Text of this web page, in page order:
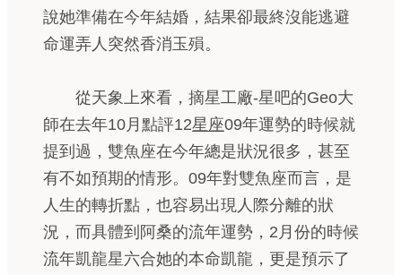
說她準備在今年結婚，結果卻最終沒能逃避
命運弄人突然香消玉殞。
從天象上來看，摘星工廠-星吧的Geo大
師在去年10月點評12星座09年運勢的時候就
提到過，雙魚座在今年總是狀況很多，甚至
有不如預期的情形。09年對雙魚座而言，是
人生的轉折點，也容易出現人際分離的狀
況，而具體到阿桑的流年運勢，2月份的時候
流年凱龍星六合她的本命凱龍，更是預示了